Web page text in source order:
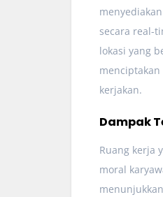
secara real-
lokasi yang
kerjakan.
Dampak
Ruang kerja
moral